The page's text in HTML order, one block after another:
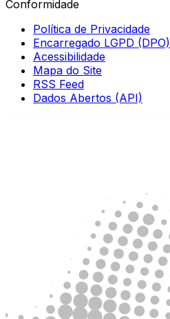
Conformidade
Política de Privacidade
Encarregado LGPD (DPO)
Acessibilidade
Mapa do Site
RSS Feed
Dados Abertos (API)